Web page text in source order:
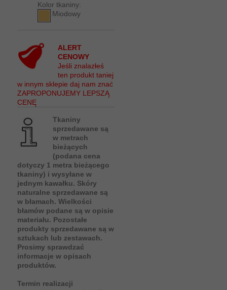
Kolor tkaniny:
Miodowy
ALERT
CENOWY
Jeśli znalazłeś
ten produkt taniej
w innym sklepie daj nam znać
ZAPROPONUJEMY LEPSZĄ
CENĘ
Tkaniny
sprzedawane są
w metrach
bieżących
(podana cena
dotyczy 1 metra bieżącego
tkaniny) i wysyłane w
jednym kawałku. Skóry
naturalne sprzedawane są
w błamach. Wielkości
błamów podane są w opisie
materiału. Pozostałe
produkty sprzedawane są w
sztukach lub zestawach.
Prosimy sprawdzać
informacje w opisach
produktów.
Termin realizacji